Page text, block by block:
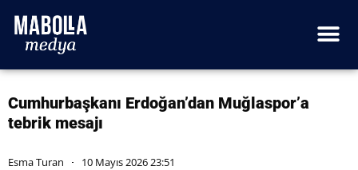
Cumhurbaşkanı Erdoğan’dan Muğlaspor’a
tebrik mesajı
Esma Turan 10 Mayıs 2026 23:51